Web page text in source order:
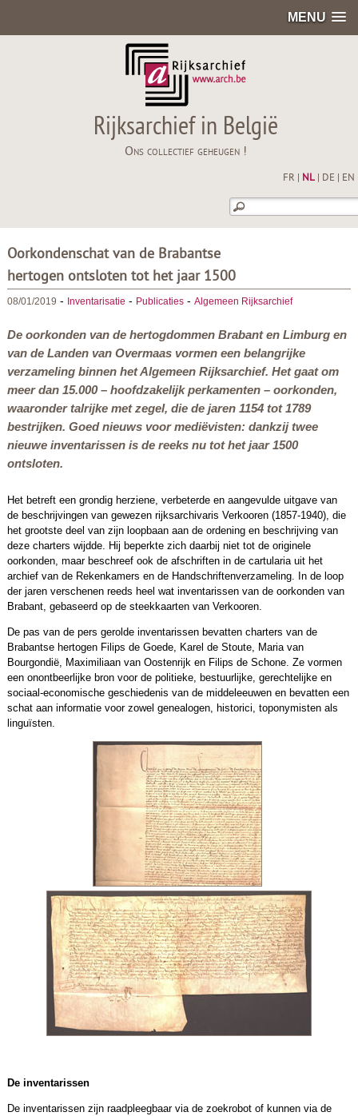
MENU
Rijksarchief in België
Ons collectief geheugen !
FR NL| DE EN
Oorkondenschat van de Brabantse
hertogen ontsloten tot het jaar 1500
08/01/2019 - Inventarisatie - Publicaties- Algemeen Rijksarchief
De oorkonden van de hertogdommen Brabant en Limburg en
van de Landen van Overmaas vormen een belangrijke
verzameling binnen het Algemeen Rijksarchief. Het gaat om
meer dan 15.000 – hoofdzakelijk perkamenten – oorkonden,
waaronder talrijke met zegel, die de jaren 1154 tot 1789
bestrijken. Goed nieuws voor mediëvisten: dankzij twee
nieuwe inventarissen is de reeks nu tot het jaar 1500
ontsloten.
Het betreft een grondig herziene, verbeterde en aangevulde uitgave van
de beschrijvingen van gewezen rijksarchivaris Verkooren (1857-1940), die
het grootste deel van zijn loopbaan aan de ordening en beschrijving van
deze charters wijdde. Hij beperkte zich daarbij niet tot de originele
oorkonden, maar beschreef ook de afschriften in de cartularia uit het
archief van de Rekenkamers en de Handschriftenverzameling. In de loop
der jaren verschenen reeds heel wat inventarissen van de oorkonden van
Brabant, gebaseerd op de steekkaarten van Verkooren.
De pas van de pers gerolde inventarissen bevatten charters van de
Brabantse hertogen Filips de Goede, Karel de Stoute, Maria van
Bourgondië, Maximiliaan van Oostenrijk en Filips de Schone. Ze vormen
een onontbeerlijke bron voor de politieke, bestuurlijke, gerechtelijke en
sociaal-economische geschiedenis van de middeleeuwen en bevatten een
schat aan informatie voor zowel genealogen, historici, toponymisten als
linguïsten.
De inventarissen
De inventarissen zijn raadpleegbaar via de zoekrobot of kunnen via de